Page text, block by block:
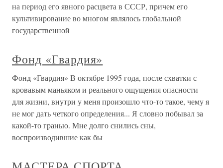
на период его явного расцвета в СССР, причем его
культивирование во многом являлось глобальной
государственной
Фонд «Гвардия»
Фонд «Гвардия» В октябре 1995 года, после схватки с
кровавым маньяком и реального ощущения опасности
для жизни, внутри у меня произошло что-то такое, чему я
не мог дать четкого определения... Я словно побывал за
какой-то гранью. Мне долго снились сны,
воспроизводившие как бы